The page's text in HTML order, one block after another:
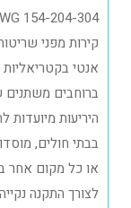
קירות מפני
אנטי בקטריאליות
היריעות מיועדות
בבתי חולים,
או כל מקום אחר
לצורך התקנה